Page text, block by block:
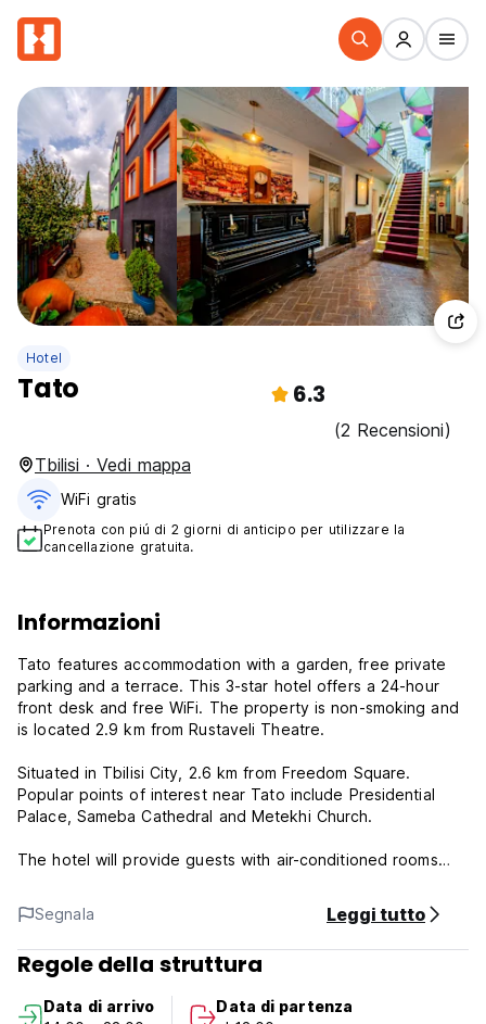
Hotel
Tato 6.3
(2 Recensioni)
Tbilisi · Vedi mappa
WiFi gratis
Prenota con piú di 2 giorni di anticipo per utilizzare la
cancellazione gratuita.
Informazioni
Tato features accommodation with a garden, free private
parking and a terrace. This 3-star hotel offers a 24-hour
front desk and free WiFi. The property is non-smoking and
is located 2.9 km from Rustaveli Theatre.
Situated in Tbilisi City, 2.6 km from Freedom Square.
Popular points of interest near Tato include Presidential
Palace, Sameba Cathedral and Metekhi Church.
The hotel will provide guests with air-conditioned rooms
screen TV and a private bathroom with a shower. At Tato
rooms are equipped with bed linen and towels.
Tato Policy and Conditions:
Cancellation Policy: 1 days before arrival. In case of a late
Segnala Leggi tutto
Regole della struttura
Data di arrivo
Data di partenza